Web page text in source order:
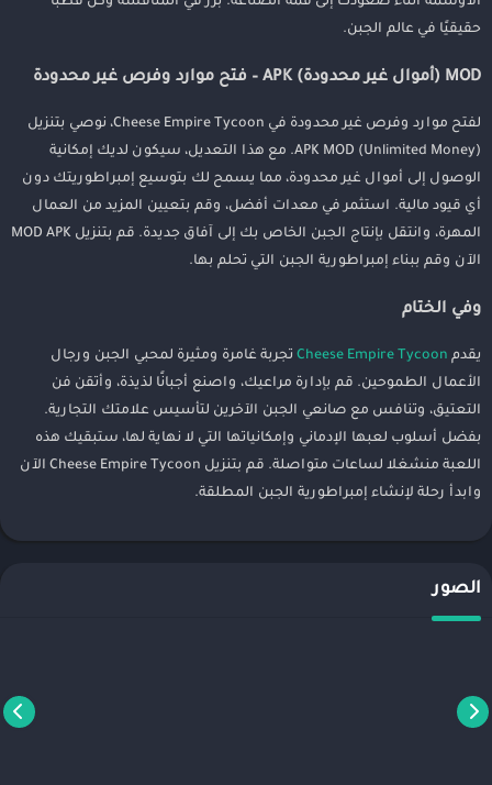
حقيقيًا في عالم الجبن.
MOD (أموال غير محدودة) APK – فتح موارد وفرص غير محدودة
لفتح موارد وفرص غير محدودة في Cheese Empire Tycoon، نوصي بتنزيل
APK MOD (Unlimited Money). مع هذا التعديل، سيكون لديك إمكانية
الوصول إلى أموال غير محدودة، مما يسمح لك بتوسيع إمبراطوريتك دون
أي قيود مالية. استثمر في معدات أفضل، وقم بتعيين المزيد من العمال
المهرة، وانتقل بإنتاج الجبن الخاص بك إلى آفاق جديدة. قم بتنزيل MOD APK
الآن وقم ببناء إمبراطورية الجبن التي تحلم بها.
وفي الختام
يقدم Cheese Empire Tycoon تجربة غامرة ومثيرة لمحبي الجبن ورجال
الأعمال الطموحين. قم بإدارة مراعيك، واصنع أجبانًا لذيذة، وأتقن فن
التعتيق، وتنافس مع صانعي الجبن الآخرين لتأسيس علامتك التجارية.
بفضل أسلوب لعبها الإدماني وإمكانياتها التي لا نهاية لها، ستبقيك هذه
اللعبة منشغلا لساعات متواصلة. قم بتنزيل Cheese Empire Tycoon الآن
وابدأ رحلة لإنشاء إمبراطورية الجبن المطلقة.
الصور